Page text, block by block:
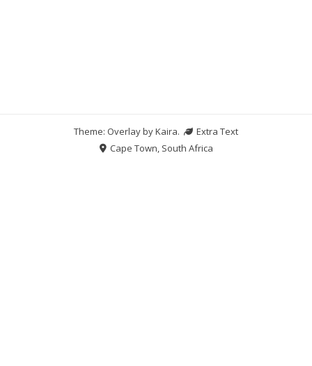
Theme: Overlay byKaira.
Extra Text
Cape Town, South Africa